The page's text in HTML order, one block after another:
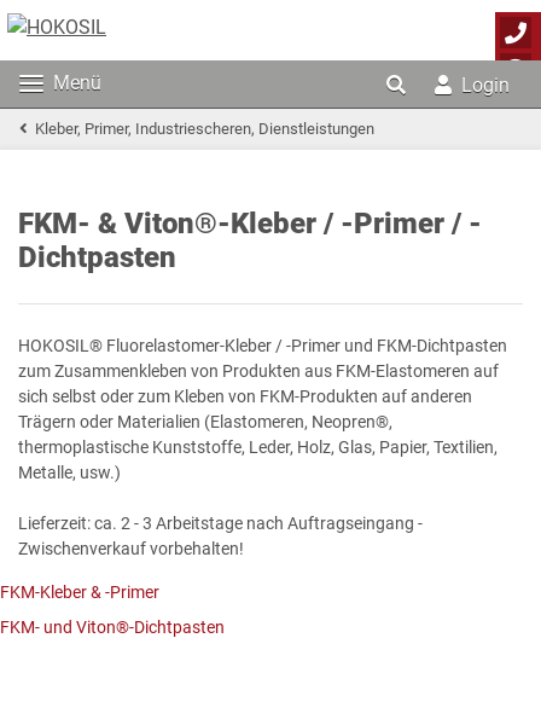
Menü Login
Kleber, Primer, Industriescheren, Dienstleistungen
FKM- & Viton®-Kleber / -Primer / -
Dichtpasten
HOKOSIL® Fluorelastomer-Kleber / -Primer und FKM-Dichtpasten
zum Zusammenkleben von Produkten aus FKM-Elastomeren auf
sich selbst oder zum Kleben von FKM-Produkten auf anderen
Trägern oder Materialien (Elastomeren, Neopren®,
thermoplastische Kunststoffe, Leder, Holz, Glas, Papier, Textilien,
Metalle, usw.)
Lieferzeit: ca. 2 - 3 Arbeitstage nach Auftragseingang -
Zwischenverkauf vorbehalten!
FKM-Kleber & -Primer
FKM- und Viton®-Dichtpasten